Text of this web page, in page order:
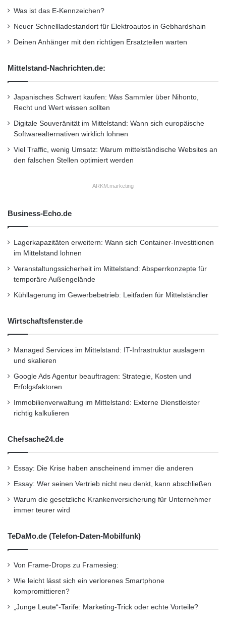
Quelle: Daimler AG
kW (367 PS) Höchstleistung und einem
maximalen Drehmoment von 520
Newtonmetern ausreichend Kraft für
beeindruckende Fahrleistungen: Der Sprint aus
dem Stand auf Tempo 100 km/h ist in 4,7
Sekunden erledigt, die Geschwindigkeit wird
agilen Fahrerlebnis tragen die neu entwickelte
Die Highlights
3,0-Liter-V6-Biturbomotor mit modifizierter
Motorsteuerung, erhöhtem Ladedruck und
deutlich gesteigerter Dynamik und
Drehfreude
Automatikgetriebe 9G-TRONIC mit
und besonders kurzen Reaktionszeiten im
Fahrprogramm „Sport Plus“
mit heckbetonter Momentenverteilung von
Hinterachse)
AMG RIDE CONTROL Sportfahrwerk mit
adaptiver Verstelldämpfung in drei Stufen,
Mercedes-AMG C 63 übernommen
AMG DYNAMIC SELECT Schalter für
dynamisches, individuell wählbares
Was ist das E-Kennzeichen?
Neuer Schnellladestandort für Elektroautos in Gebhardshain
Deinen Anhänger mit den richtigen Ersatzteilen warten
Mittelstand-Nachrichten.de:
Japanisches Schwert kaufen: Was Sammler über Nihonto,
Recht und Wert wissen sollten
Digitale Souveränität im Mittelstand: Wann sich europäische
Softwarealternativen wirklich lohnen
Viel Traffic, wenig Umsatz: Warum mittelständische Websites an
den falschen Stellen optimiert werden
ARKM.marketing
Business-Echo.de
Lagerkapazitäten erweitern: Wann sich Container-Investitionen
im Mittelstand lohnen
Veranstaltungssicherheit im Mittelstand: Absperrkonzepte für
temporäre Außengelände
Kühllagerung im Gewerbebetrieb: Leitfaden für Mittelständler
Wirtschaftsfenster.de
Managed Services im Mittelstand: IT-Infrastruktur auslagern
und skalieren
Google Ads Agentur beauftragen: Strategie, Kosten und
Erfolgsfaktoren
Immobilienverwaltung im Mittelstand: Externe Dienstleister
richtig kalkulieren
Chefsache24.de
Essay: Die Krise haben anscheinend immer die anderen
Essay: Wer seinen Vertrieb nicht neu denkt, kann abschließen
Warum die gesetzliche Krankenversicherung für Unternehmer
immer teurer wird
TeDaMo.de (Telefon-Daten-Mobilfunk)
Von Frame-Drops zu Framesieg:
Wie leicht lässt sich ein verlorenes Smartphone
kompromittieren?
„Junge Leute“-Tarife: Marketing-Trick oder echte Vorteile?